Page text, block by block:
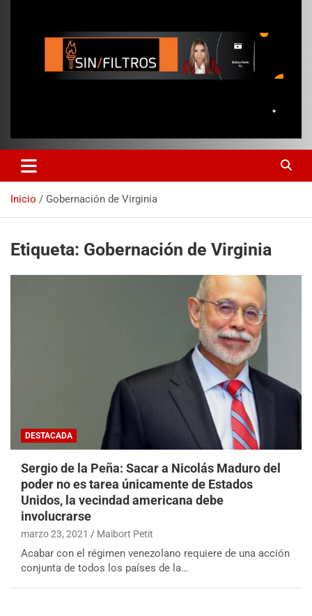
Inicio Gobernación de Virginia
Etiqueta: Gobernación de Virginia
DESTACADA
Sergio de la Peña: Sacar a Nicolás Maduro del
poder no es tarea únicamente de Estados
Unidos, la vecindad americana debe
involucrarse
marzo 23, 2021 Maibort Petit
Acabar con el régimen venezolano requiere de una acción
conjunta de todos los países de la…